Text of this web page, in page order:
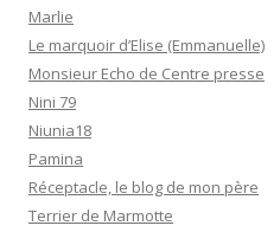
Marlie
Le marquoir d’Elise (Emmanuelle)
Monsieur Echo de Centre presse
Nini 79
Niunia18
Pamina
Réceptacle, le blog de mon père
Terrier de Marmotte